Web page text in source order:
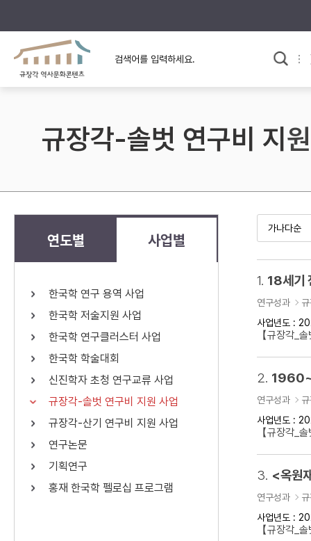
규장각의 어제와 오늘
규장각 소개영상
사료와 문학으로 본
고대
고려
조선 후기
근대
검색 연산자 사용안내
연산자
AND
OR 정조 OR 정약용 “정조” 또는 “
료를 검색
규장각-솔벗 연구비 지
연도별 사업별
한국학 연구 용역 사업
한국학 저술지원 사업
한국학 연구클러스터 사업
한국학 학술대회
신진학자 초청 연구교류 사업
규장각-솔벗 연구비 지원 사업
규장각-산기 연구비 지원 사업
연구논문
기획연구
홍재 한국학 펠로십 프로그램
1. 18세기
연구성과
사업년도 :
【규장각_
2.
연구성과
사업년도 :
【규장각_
3. <옥원
연구성과
사업년도 :
【규장각_